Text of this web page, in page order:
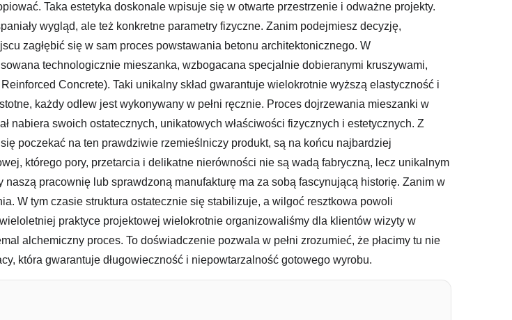
Taka estetyka doskonale wpisuje się w otwarte przestrzenie i odważne projekty.
wygląd, ale też konkretne parametry fizyczne. Zanim podejmiesz decyzję,
zagłębić się w sam proces powstawania betonu architektonicznego. W
technologicznie mieszanka, wzbogacana specjalnie dobieranymi kruszywami,
Concrete). Taki unikalny skład gwarantuje wielokrotnie wyższą elastyczność i
każdy odlew jest wykonywany w pełni ręcznie. Proces dojrzewania mieszanki w
nabiera swoich ostatecznych, unikatowych właściwości fizycznych i estetycznych. Z
poczekać na ten prawdziwie rzemieślniczy produkt, są na końcu najbardziej
którego pory, przetarcia i delikatne nierówności nie są wadą fabryczną, lecz unikalnym
pracownię lub sprawdzoną manufakturę ma za sobą fascynującą historię. Zanim w
W tym czasie struktura ostatecznie się stabilizuje, a wilgoć resztkowa powoli
praktyce projektowej wielokrotnie organizowaliśmy dla klientów wizyty w
alchemiczny proces. To doświadczenie pozwala w pełni zrozumieć, że płacimy tu nie
która gwarantuje długowieczność i niepowtarzalność gotowego wyrobu.